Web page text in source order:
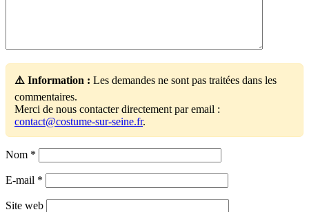
⚠️ Information : Les demandes ne sont pas traitées dans les
commentaires.
Merci de nous contacter directement par email :
contact@costume-sur-seine.fr.
Nom *
E-mail *
Site web